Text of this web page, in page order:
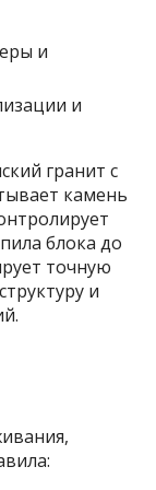
и
и
гранит с
камень
блока до
точную
и